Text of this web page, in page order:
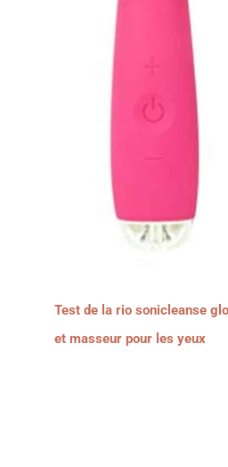
Test de la rio sonicleanse
et masseur pour les yeux